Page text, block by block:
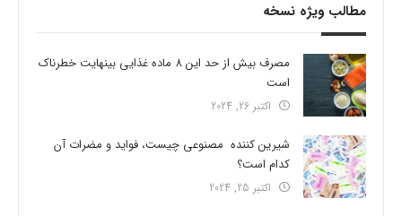
مطالب ویژه نسخه
مصرف بیش از حد این 8 ماده غذایی بینهایت خطرناک
است
اکتبر 26, 2024
شیرین کننده مصنوعی چیست، فواید و مضرات آن
کدام است؟
اکتبر 25, 2024